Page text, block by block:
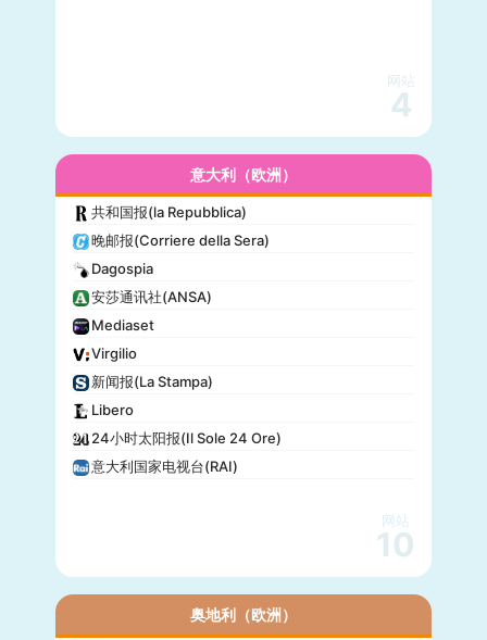
网站
4
意大利（欧洲）
共和国报(la Repubblica)
晚邮报(Corriere della Sera)
Dagospia
安莎通讯社(ANSA)
Mediaset
Virgilio
新闻报(La Stampa)
Libero
24小时太阳报(Il Sole 24 Ore)
意大利国家电视台(RAI)
网站
10
奥地利（欧洲）